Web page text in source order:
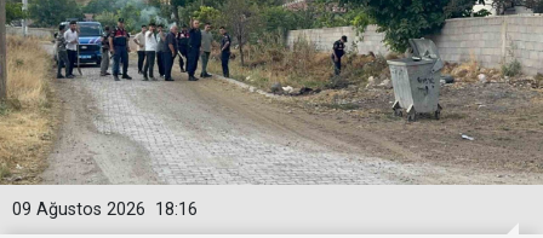
18:16
09 Ağustos 2026